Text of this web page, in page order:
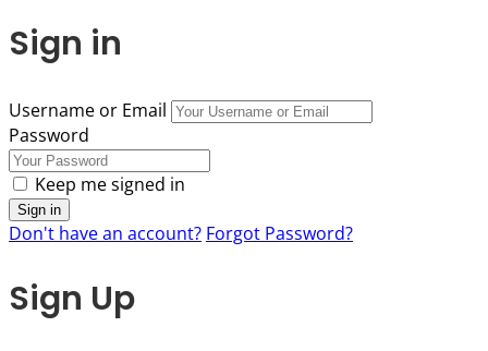
Sign in
Username or Email
Password
Keep me signed in
Don't have an account? Forgot Password?
Sign Up